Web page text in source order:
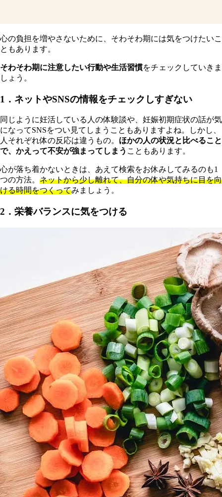
心の負担を増やさないために、そわそわ期には気をつけたいこ
ともあります。
そわそわ期に注意したい行動や生活習慣をチェックしていきま
しょう。
1．ネットやSNSの情報をチェックしすぎない
同じように妊活している人の体験談や、妊娠初期症状の話が気
になってSNSをつい見てしまうこともありますよね。しかし、
人それぞれ体の反応は違うもの。 ほかの人の状況と比べること
で、かえって不安が強まってしまう こともあります。
心が落ち着かないときは、あえて検索をお休みしてみるのも1
つの方法。 ネットから少し離れて、自分の体や気持ちに目を向
ける時間をつくってみましょう。
2．栄養バランスに気をつける